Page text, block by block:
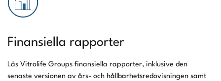
Finansiella rapporter
Läs Vitrolife Groups finansiella rapporter, inklusive den
senaste versionen av års- och hållbarhetsredovisningen samt